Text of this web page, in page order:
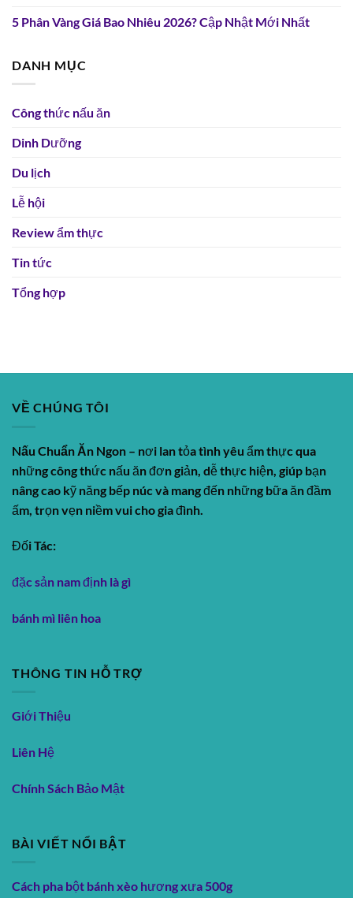
5 Phân Vàng Giá Bao Nhiêu 2026? Cập Nhật Mới Nhất
DANH MỤC
Công thức nấu ăn
Dinh Dưỡng
Du lịch
Lễ hội
Review ẩm thực
Tin tức
Tổng hợp
VỀ CHÚNG TÔI
Nấu Chuẩn Ăn Ngon – nơi lan tỏa tình yêu ẩm thực qua
những công thức nấu ăn đơn giản, dễ thực hiện, giúp bạn
nâng cao kỹ năng bếp núc và mang đến những bữa ăn đầm
ấm, trọn vẹn niềm vui cho gia đình.
Đối Tác:
đặc sản nam định là gì
bánh mì liên hoa
THÔNG TIN HỖ TRỢ
Giới Thiệu
Liên Hệ
Chính Sách Bảo Mật
BÀI VIẾT NỔI BẬT
Cách pha bột bánh xèo hương xưa 500g